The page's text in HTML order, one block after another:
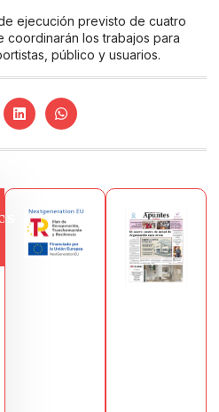
ejecución previsto de cuatro
coordinarán los trabajos para
público y usuarios.